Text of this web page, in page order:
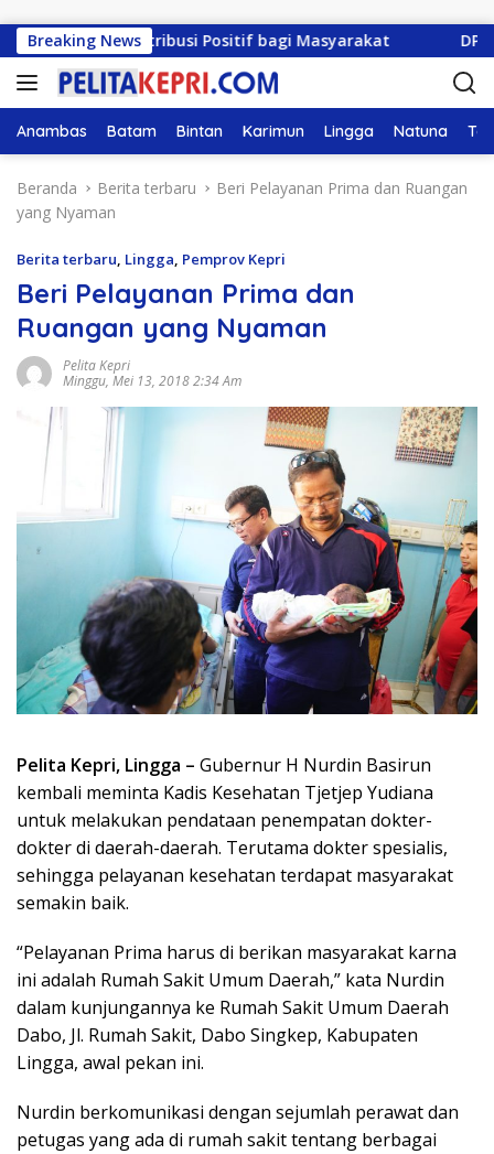
Breaking News
dan Kontribusi Positif bagi Masyarakat DPRD
Anambas Batam Bintan Karimun Lingga Natuna
Beranda Berita terbaru
Beri Pelayanan Prima dan Ruangan
yang Nyaman
Berita terbaru, Lingga, Pemprov Kepri
Beri Pelayanan Prima dan
Ruangan yang Nyaman
Pelita Kepri
Minggu, Mei 13, 2018 2:34 Am
Pelita Kepri, Lingga – Gubernur H Nurdin Basirun
kembali meminta Kadis Kesehatan Tjetjep Yudiana
untuk melakukan pendataan penempatan dokter-
dokter di daerah-daerah. Terutama dokter spesialis,
sehingga pelayanan kesehatan terdapat masyarakat
semakin baik.
“Pelayanan Prima harus di berikan masyarakat karna
ini adalah Rumah Sakit Umum Daerah,” kata Nurdin
dalam kunjungannya ke Rumah Sakit Umum Daerah
Dabo, Jl. Rumah Sakit, Dabo Singkep, Kabupaten
Lingga, awal pekan ini.
Nurdin berkomunikasi dengan sejumlah perawat dan
petugas yang ada di rumah sakit tentang berbagai